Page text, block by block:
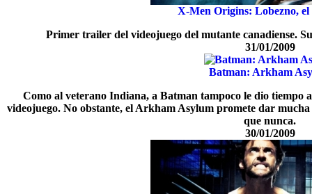
X-Men Origins: Lobezno, el
Primer trailer del videojuego del mutante canadiense.
31/01/2009
Batman: Arkham
Como al veterano Indiana, a Batman tampoco le dio tiempo
videojuego. No obstante, el Arkham Asylum promete dar
que nunca.
30/01/2009